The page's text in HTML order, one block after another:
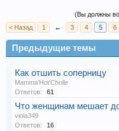
(Вы должны
< Назад
1 ← 3 4 5 6
Предыдущие темы
Как отшить соперницу
Mamma'Hot'Cholle
Ответов:
61
Что женщинам мешает
viola349
Ответов:
16